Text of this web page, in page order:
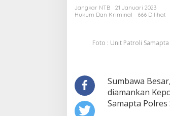
Jangkar NTB
21 Januari 2023
Hukum Dan Kriminal
666 Dilihat
Foto : Unit Patroli
Sumbawa
diamankan
Samapta Polres